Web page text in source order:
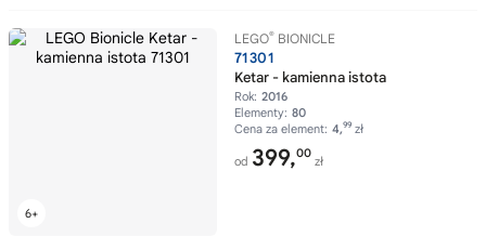
LEGO® BIONICLE
71301
Ketar - kamienna istota
Rok: 2016
Elementy: 80
Cena za element: 4,99 zł
od 399,00
zł